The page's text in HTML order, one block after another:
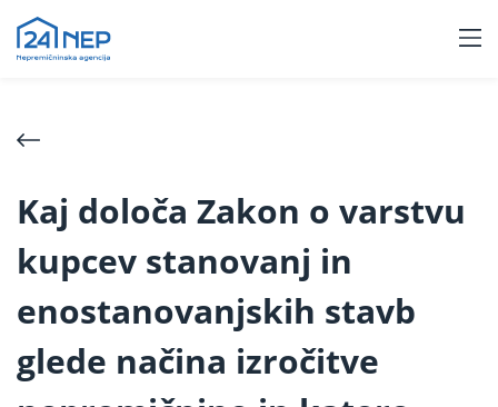
Kaj določa Zakon o varstvu
kupcev stanovanj in
enostanovanjskih stavb
glede načina izročitve